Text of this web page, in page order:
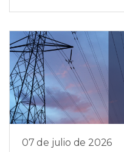
07 de julio de 2026